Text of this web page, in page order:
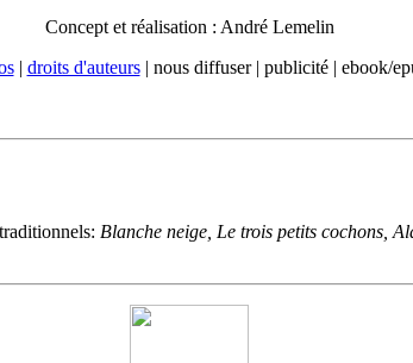
Concept et réalisation : André Lemelin
| droits d'auteurs| nous diffuser | publicité | ebook/
Blanche neige, Le trois petits cochons,